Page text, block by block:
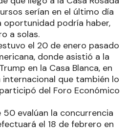
serían en el último día
oportunidad podría haber,
a solas.
el 20 de enero pasado
donde asistió a la
en la Casa Blanca, en
que también lo
del Foro Económico
50 evalúan la concurrencia
el 18 de febrero en